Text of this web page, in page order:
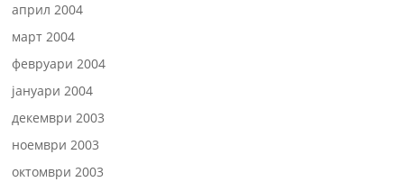
април 2004
март 2004
февруари 2004
јануари 2004
декември 2003
ноември 2003
октомври 2003